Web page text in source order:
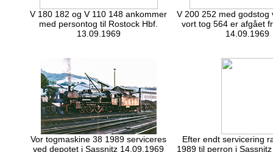
V 180 182 og V 110 148 ankommer
med persontog til Rostock Hbf.
13.09.1969
V 200 252 med godstog
vort tog 564 er afgået
14.09.1969
Vor togmaskine 38 1989 serviceres
ved depotet i Sassnitz 14.09.1969
Efter endt servicering
1989 til perron i